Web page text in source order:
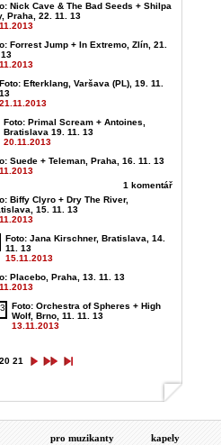
Nick Cave & The Bad Seeds + Shilpa
Praha, 22. 11. 13
Forrest Jump + In Extremo, Zlín, 21.
Foto: Efterklang, Varšava (PL), 19. 11.
13
21.11.2013
Foto: Primal Scream + Antoines,
Bratislava 19. 11. 13
20.11.2013
Suede + Teleman, Praha, 16. 11. 13
1 komentář
Biffy Clyro + Dry The River,
15. 11. 13
Foto: Jana Kirschner, Bratislava, 14.
11. 13
15.11.2013
Placebo, Praha, 13. 11. 13
Foto: Orchestra of Spheres + High
Wolf, Brno, 11. 11. 13
13.11.2013
20 21
pro muzikanty
kapely